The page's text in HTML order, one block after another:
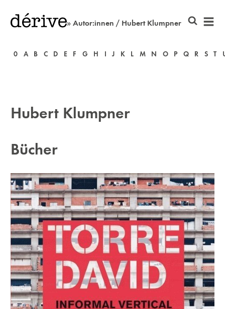
» Autor:innen / Hubert Klumpner
0 A B C D E F G H I J K L M N O P Q R S T
Hubert Klumpner
Bücher